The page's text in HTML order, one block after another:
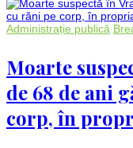
Administrație publică
Moarte
de 68 de ani
corp, în